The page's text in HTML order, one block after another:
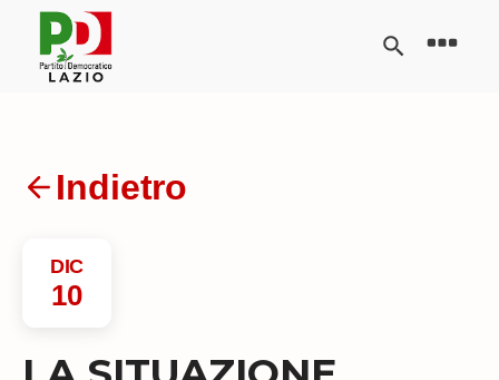
Indietro
DIC
10